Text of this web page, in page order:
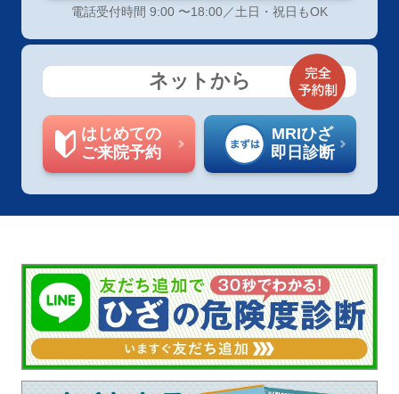
電話受付時間 9:00 〜18:00／土日・祝日もOK
ネットから
はじめての
ご来院予約
MRIひざ
即日診断